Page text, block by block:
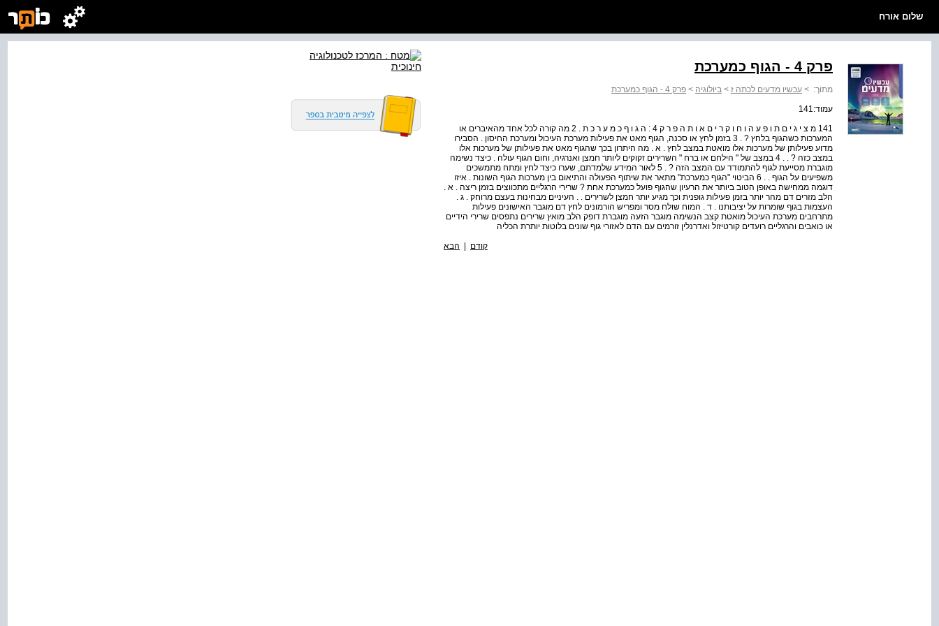
שלום אורח
פרק 4 - הגוף כמערכת
מתוך: > עכשיו מדעים לכתה ז > ביולוגיה > פרק 4 - הגוף כמערכת
עמוד:141
141 מ צ י ג י ם ת ו פ ע ה ו ח ו ק ר י ם א ו ת ה פ ר ק 4 : ה ג ו ף כ מ ע ר כ ת . 2 מה קורה לכל אחד מהאיברים או
המערכות כשהגוף בלחץ ? . 3 בזמן לחץ או סכנה, הגוף מאט את פעילות מערכת העיכול ומערכת החיסון . הסבירו
מדוע פעילותן של מערכות אלו מואטת במצב לחץ . א . מה היתרון בכך שהגוף מאט את פעילותן של מערכות אלו
במצב כזה ? . . 4 במצב של " הילחם או ברח " השרירים זקוקים ליותר חמצן ואנרגיה, וחום הגוף עולה . כיצד נשימה
מוגברת מסייעת לגוף להתמודד עם המצב הזה ? . 5 לאור המידע שלמדתם, שערו כיצד לחץ ומתח מתמשכים
משפיעים על הגוף . . 6 הביטוי "הגוף כמערכת" מתאר את שיתוף הפעולה והתיאום בין מערכות הגוף השונות . איזו
דוגמה ממחישה באופן הטוב ביותר את הרעיון שהגוף פועל כמערכת אחת ? שרירי הרגליים מתכווצים בזמן ריצה . א .
הלב מזרים דם מהר יותר בזמן פעילות גופנית וכך מגיע יותר חמצן לשרירים . . העיניים מבחינות בעצם מרוחק . ג .
העצמות בגוף שומרות על יציבותנו . ד . המוח שולח מסר ומפריש הורמונים לחץ דם מוגבר האישונים פעילות
מתרחבים מערכת העיכול מואטת קצב הנשימה מוגבר הזעה מוגברת דופק הלב מואץ שרירים נתפסים שרירי הידיים
או כואבים והרגליים רועדים קורטיזול ואדרנלין זורמים עם הדם לאזורי גוף שונים בלוטות יותרת הכליה
קודם | הבא